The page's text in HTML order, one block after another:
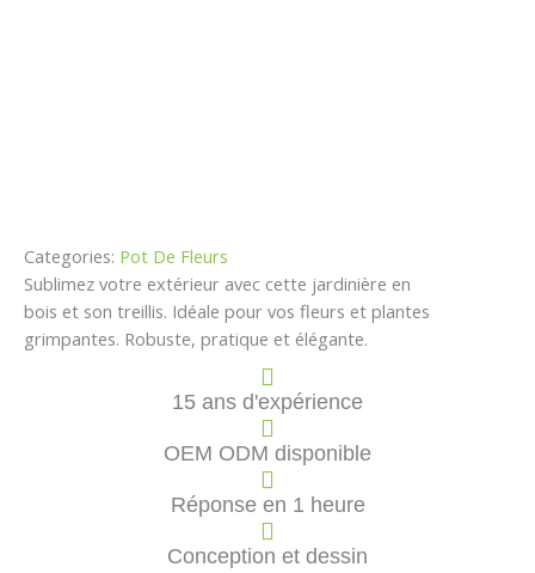
Categories: Pot De Fleurs
Sublimez votre extérieur avec cette jardinière en
bois et son treillis. Idéale pour vos fleurs et plantes
grimpantes. Robuste, pratique et élégante.
15 ans d'expérience
OEM ODM disponible
Réponse en 1 heure
Conception et dessin